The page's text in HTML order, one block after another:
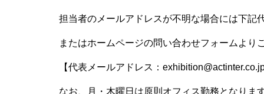
担当者のメールアドレスが不明な場合には下記
またはホームページの問い合わせフォームより
【代表メールアドレス：
なお、月・木曜日は原則オフィス勤務となりま